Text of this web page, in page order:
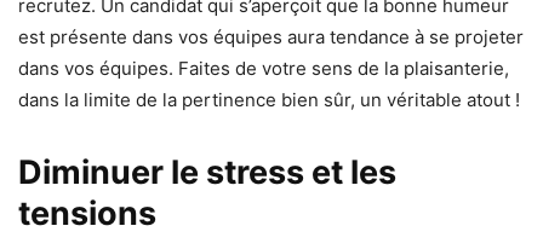
recrutez. Un candidat qui s’aperçoit que la bonne humeur
est présente dans vos équipes aura tendance à se projeter
dans vos équipes. Faites de votre sens de la plaisanterie,
dans la limite de la pertinence bien sûr, un véritable atout !
Diminuer le stress et les
tensions